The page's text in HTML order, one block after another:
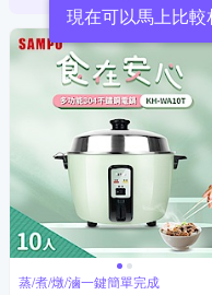
現在可以馬上比較
蒸/煮/燉/滷一鍵簡單完成